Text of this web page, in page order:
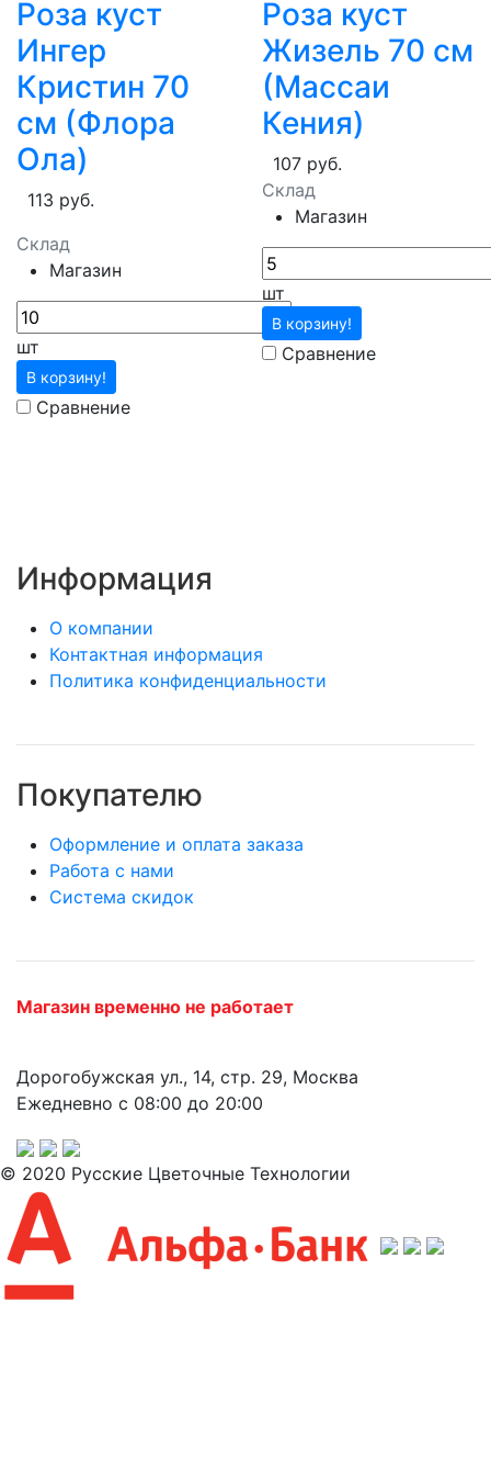
Роза куст
Ингер
Кристин 70
см (Флора
Ола)
113 руб.
Склад
Магазин
шт
В корзину!
Сравнение
Роза куст
Жизель 70 см
(Массаи
Кения)
107 руб.
Склад
Магазин
шт
В корзину!
Сравнение
Информация
О компании
Контактная информация
Политика конфиденциальности
Покупателю
Оформление и оплата заказа
Работа с нами
Система скидок
Магазин временно не работает
Дорогобужская ул., 14, стр. 29, Москва
Ежедневно с 08:00 до 20:00
© 2020 Русские Цветочные Технологии